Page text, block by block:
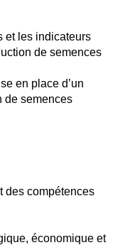
et les indicateurs
de semences
en place d’un
de semences
des compétences
économique et